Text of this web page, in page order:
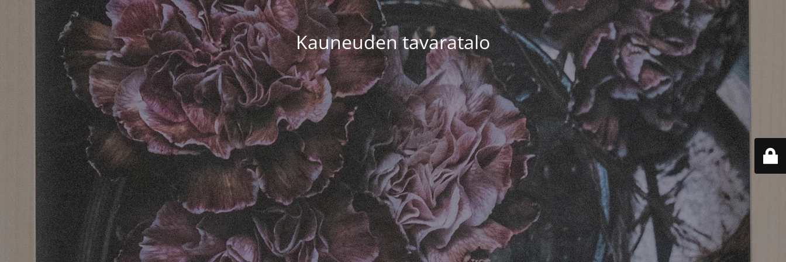
Kauneuden tavaratalo